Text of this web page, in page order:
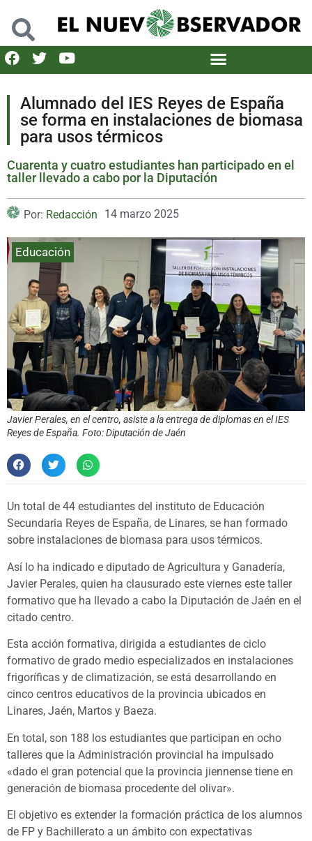
Alumnado del IES Reyes de España
se forma en instalaciones de biomasa
para usos térmicos
Cuarenta y cuatro estudiantes han participado en el
taller llevado a cabo por la Diputación
Por: Redacción 14 marzo 2025
Educación
Javier Perales, en el centro, asiste a la entrega de diplomas en el IES
Reyes de España. Foto: Diputación de Jaén
Un total de 44 estudiantes del instituto de Educación
Secundaria Reyes de España, de Linares, se han formado
sobre instalaciones de biomasa para usos térmicos.
Así lo ha indicado e diputado de Agricultura y Ganadería,
Javier Perales, quien ha clausurado este viernes este taller
formativo que ha llevado a cabo la Diputación de Jaén en el
citado centro.
Esta acción formativa, dirigida a estudiantes de ciclo
formativo de grado medio especializados en instalaciones
frigoríficas y de climatización, se está desarrollando en
cinco centros educativos de la provincia ubicados en
Linares, Jaén, Martos y Baeza.
En total, son 188 los estudiantes que participan en ocho
talleres que la Administración provincial ha impulsado
«dado el gran potencial que la provincia jiennense tiene en
generación de biomasa procedente del olivar».
El objetivo es extender la formación práctica de los alumnos
de FP y Bachillerato a un ámbito con expectativas